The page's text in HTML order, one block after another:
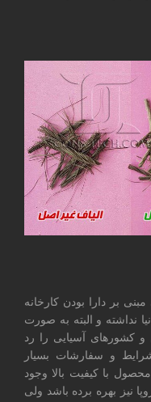
بر دارا بودن کارخانه
نداشته و البته به صورت
کشورهای آسیایی را رد
و سفارشات بسیار
با کیفیت بالا وجود
نیز بهره برده باشد ولی